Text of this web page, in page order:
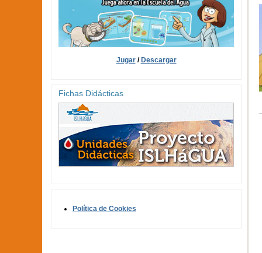
Jugar/ Descargar
Fichas Didácticas
Política de Cookies